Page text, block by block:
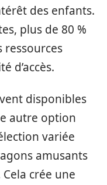
des enfants.
plus de 80 %
ressources
d’accès.
disponibles
autre option
variée
amusants
crée une